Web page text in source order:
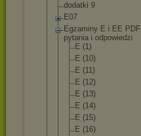
dodatki 9
E07
Egzaminy E i EE PDF
pytania i odpowiedzi
E (1)
E (10)
E (11)
E (12)
E (13)
E (14)
E (15)
E (16)